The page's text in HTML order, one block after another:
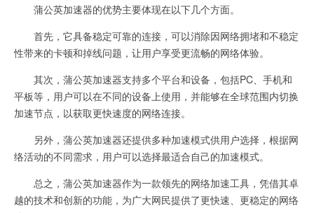
蒲公英加速器的优势主要体现在以下几个方面。
首先，它具备稳定可靠的连接，可以消除因网络拥堵和不稳定
性带来的卡顿和掉线问题，让用户享受更流畅的网络体验。
其次，蒲公英加速器支持多个平台和设备，包括PC、手机和
平板等，用户可以在不同的设备上使用，并能够在全球范围内切换
加速节点，以获取更快速度的网络连接。
另外，蒲公英加速器还提供多种加速模式供用户选择，根据网
络活动的不同需求，用户可以选择最适合自己的加速模式。
总之，蒲公英加速器作为一款领先的网络加速工具，凭借其卓
越的技术和创新的功能，为广大网民提供了更快速、更稳定的网络